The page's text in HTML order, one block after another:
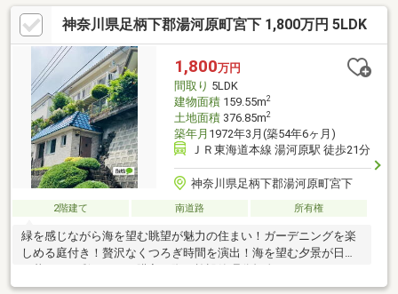
地・周辺をご覧になることをお勧め致します。実際にご覧頂くこ
とで、周辺環境や物件の詳細が明確にご理解頂けます。おかげさ
まで弊社は創業32年を迎えることとなりました。地域密着32年の
信頼と実績！売却査定も無料受付中！取引実績多数ございます！
神奈川県足柄下郡湯河原町宮下 1,800万円 5LDK
1,800万円
間取り 5LDK
建物面積159.55m2
土地面積376.85m2
築年月 1972年3月(築54年6ヶ月)
ＪＲ東海道本線 湯河原駅 徒歩21分
神奈川県足柄下郡湯河原町宮下
2階建て 南道路 所有権
緑を感じながら海を望む眺望が魅力の住まい！ガーデニングを楽
しめる庭付き！贅沢なくつろぎ時間を演出！海を望む夕景が日々
の暮らしを彩ります！購入の際は施設管理分担金３５０万円（※
組合の運営に協力する場合は１５０万円）と新規加入金３０万円